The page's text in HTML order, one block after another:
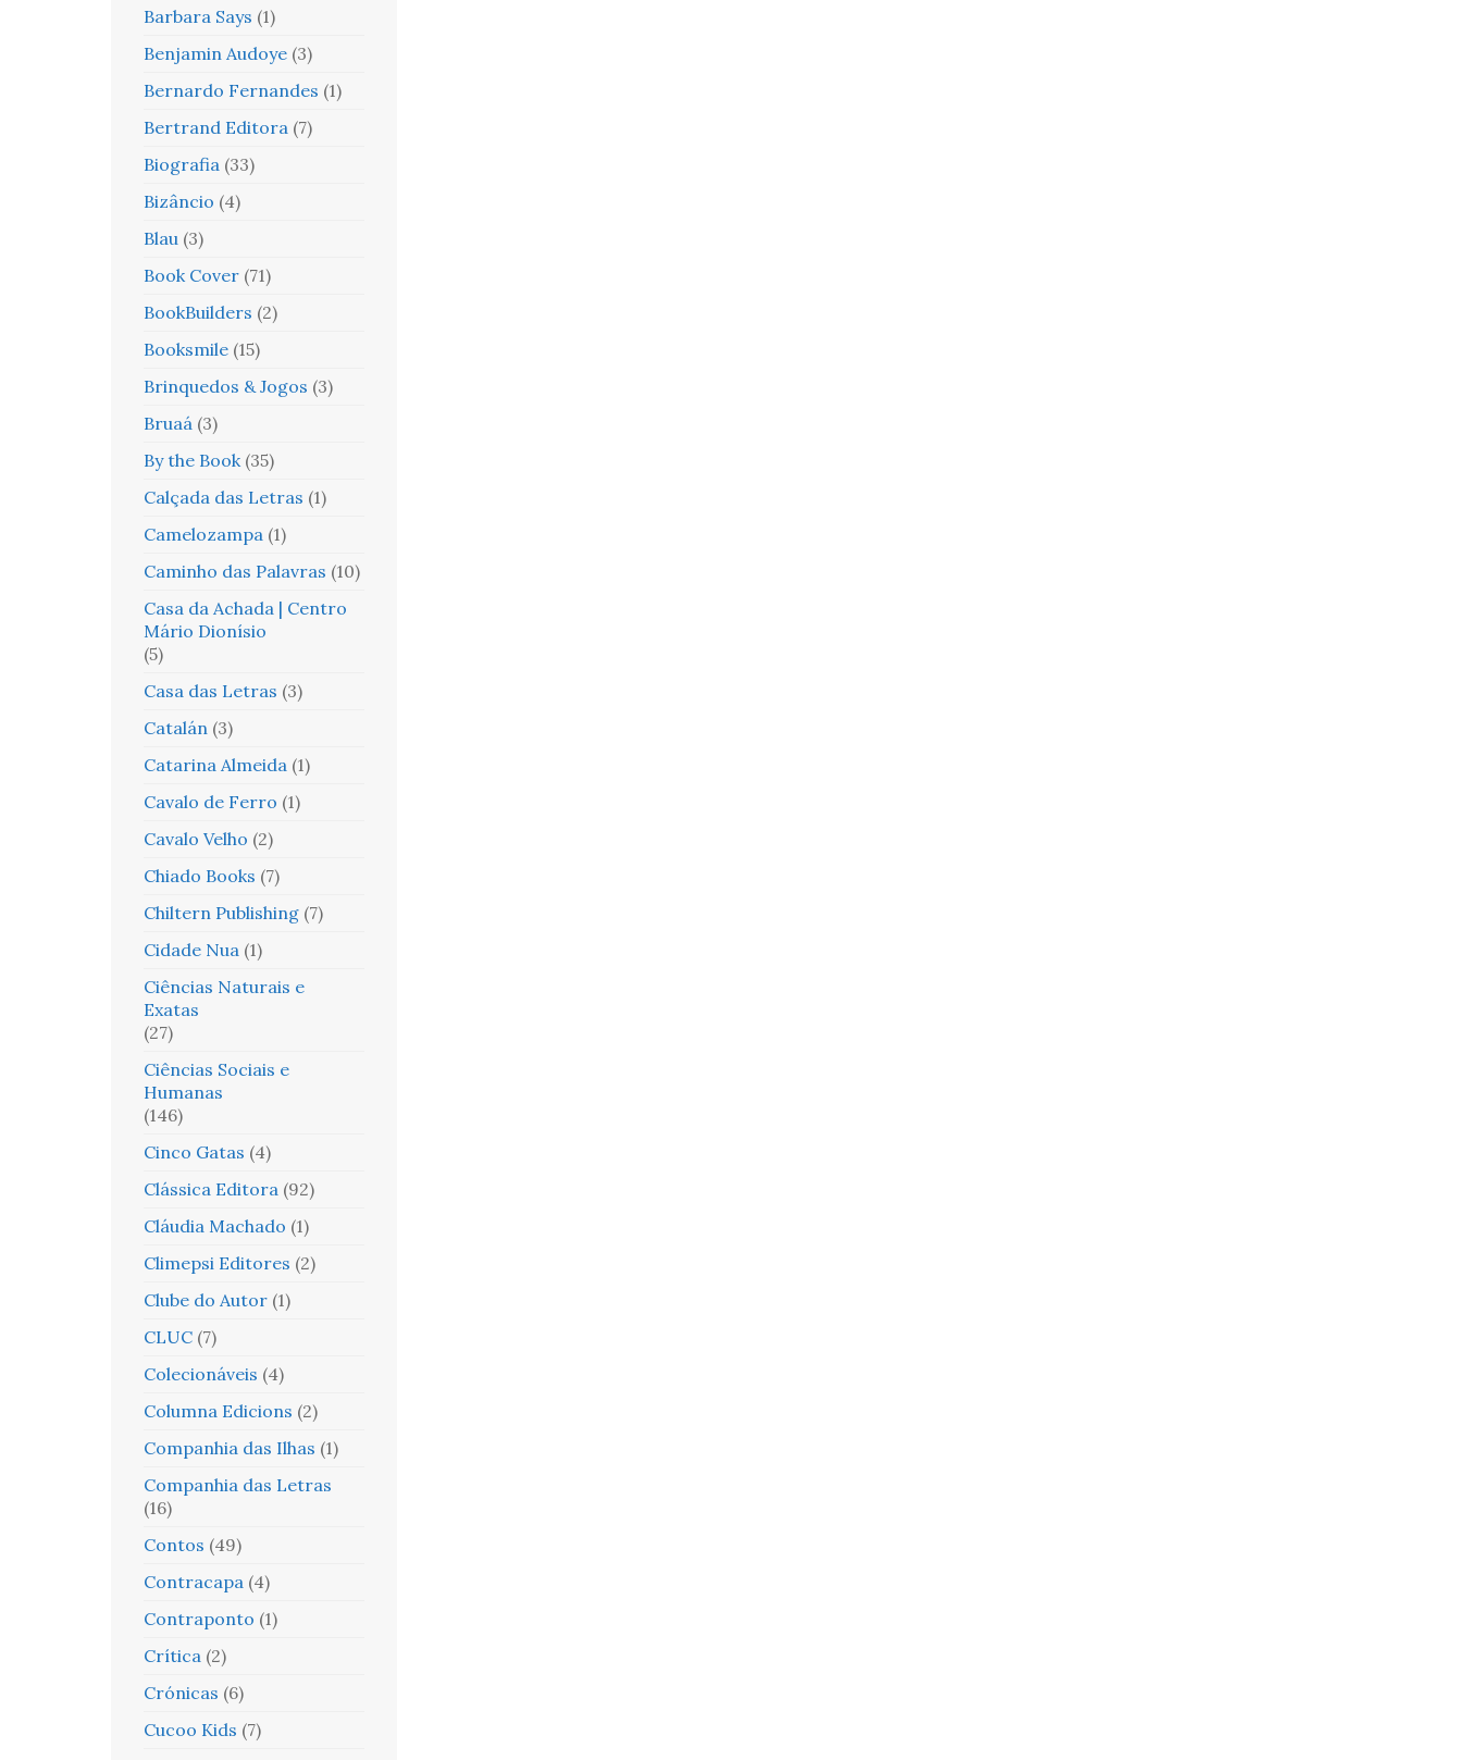
Barbara Says (1)
Benjamin Audoye (3)
Bernardo Fernandes (1)
Bertrand Editora (7)
Biografia (33)
Bizâncio (4)
Blau (3)
Book Cover (71)
BookBuilders (2)
Booksmile (15)
Brinquedos & Jogos (3)
Bruaá (3)
By the Book (35)
Calçada das Letras (1)
Camelozampa (1)
Caminho das Palavras (10)
Casa da Achada | Centro
Mário Dionísio
(5)
Casa das Letras (3)
Catalán (3)
Catarina Almeida (1)
Cavalo de Ferro (1)
Cavalo Velho (2)
Chiado Books (7)
Chiltern Publishing (7)
Cidade Nua (1)
Ciências Naturais e
Exatas
(27)
Ciências Sociais e
Humanas
(146)
Cinco Gatas (4)
Clássica Editora (92)
Cláudia Machado (1)
Climepsi Editores (2)
Clube do Autor (1)
CLUC (7)
Colecionáveis (4)
Columna Edicions (2)
Companhia das Ilhas (1)
Companhia das Letras
(16)
Contos (49)
Contracapa (4)
Contraponto (1)
Crítica (2)
Crónicas (6)
Cucoo Kids (7)